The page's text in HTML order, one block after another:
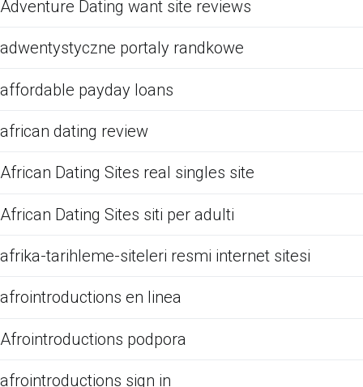
Adventure Dating want site reviews
adwentystyczne portaly randkowe
affordable payday loans
african dating review
African Dating Sites real singles site
African Dating Sites siti per adulti
afrika-tarihleme-siteleri resmi internet sitesi
afrointroductions en linea
Afrointroductions podpora
afrointroductions sign in